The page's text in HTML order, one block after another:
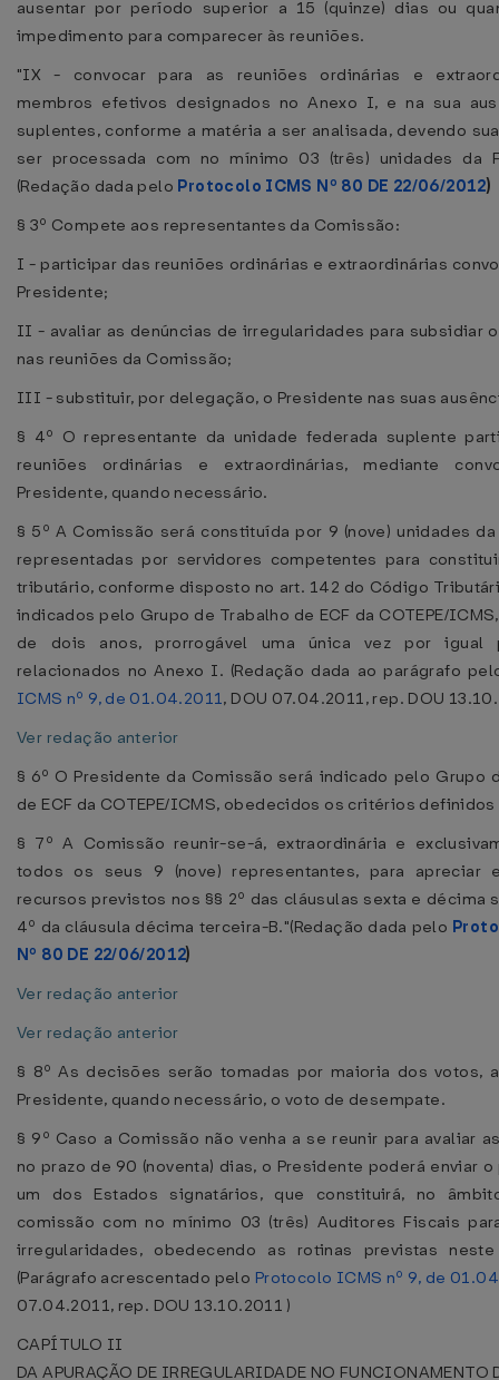
ausentar por período superior a 15 (quinze) dias ou
impedimento para comparecer às reuniões.
"IX - convocar para as reuniões ordinárias e
membros efetivos designados no Anexo I, e na sua
suplentes, conforme a matéria a ser analisada, devendo
ser processada com no mínimo 03 (três) unidades da
(Redação dada pelo Protocolo ICMS Nº 80 DE 22/06/2012)
§ 3º Compete aos representantes da Comissão:
I - participar das reuniões ordinárias e extraordinárias
Presidente;
II - avaliar as denúncias de irregularidades para subsidiar
nas reuniões da Comissão;
III - substituir, por delegação, o Presidente nas suas
§ 4º O representante da unidade federada suplente
reuniões ordinárias e extraordinárias, mediante
Presidente, quando necessário.
§ 5º A Comissão será constituída por 9 (nove) unidades
representadas por servidores competentes para
tributário, conforme disposto no art. 142 do Código
indicados pelo Grupo de Trabalho de ECF da COTEPE/
de dois anos, prorrogável uma única vez por igual
relacionados no Anexo I. (Redação dada ao parágrafo
ICMS nº 9, de 01.04.2011, DOU 07.04.2011, rep. DOU
Ver redação anterior
§ 6º O Presidente da Comissão será indicado pelo Grupo
de ECF da COTEPE/ICMS, obedecidos os critérios definidos
§ 7º A Comissão reunir-se-á, extraordinária e
todos os seus 9 (nove) representantes, para apreciar
recursos previstos nos §§ 2º das cláusulas sexta e décima
4º da cláusula décima terceira-B."(Redação dada pelo
Nº 80 DE 22/06/2012)
Ver redação anterior
Ver redação anterior
§ 8º As decisões serão tomadas por maioria dos votos,
Presidente, quando necessário, o voto de desempate.
§ 9º Caso a Comissão não venha a se reunir para avaliar
no prazo de 90 (noventa) dias, o Presidente poderá enviar
um dos Estados signatários, que constituirá, no
comissão com no mínimo 03 (três) Auditores Fiscais
irregularidades, obedecendo as rotinas previstas
(Parágrafo acrescentado pelo Protocolo ICMS nº 9, de
07.04.2011, rep. DOU 13.10.2011 )
CAPÍTULO II
DA APURAÇÃO DE IRREGULARIDADE NO FUNCIONAMENTO